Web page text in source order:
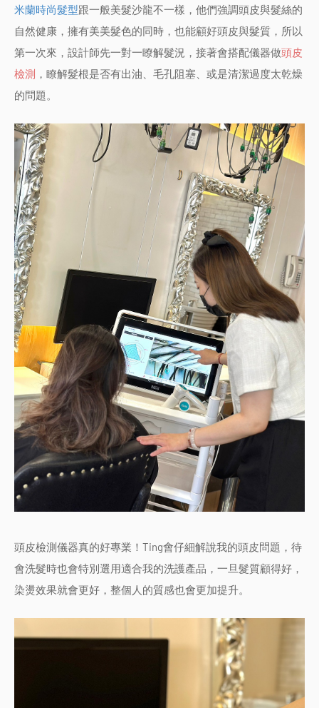
米蘭時尚髮型跟一般美髮沙龍不一樣，他們強調頭皮與髮絲的
自然健康，擁有美美髮色的同時，也能顧好頭皮與髮質，所以
第一次來，設計師先一對一瞭解髮況，接著會搭配儀器做頭皮
檢測 ，瞭解髮根是否有出油、毛孔阻塞、或是清潔過度太乾燥
的問題。
頭皮檢測儀器真的好專業！Ting會仔細解說我的頭皮問題，待
會洗髮時也會特別選用適合我的洗護產品，一旦髮質顧得好，
染燙效果就會更好，整個人的質感也會更加提升。